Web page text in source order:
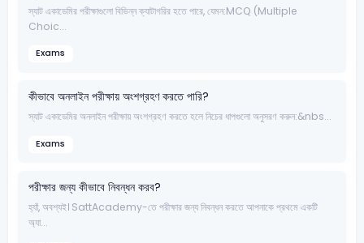
স্যাট একাডেমির পরীক্ষাগুলো বিভিন্ন ক্যাটাগরির হতে পারে, যেমন:MCQ (Multiple
Choic...
Exams
কীভাবে অনলাইন পরীক্ষায় অংশগ্রহণ করতে পারি?
স্যাট একাডেমির অনলাইন পরীক্ষায় অংশগ্রহণ করতে হলে নিচের ধাপগুলো অনুসরণ করুন:&nbs...
Exams
পরীক্ষার জন্য কীভাবে নিবন্ধন করব?
হ্যাঁ, অবশ্যই। SattAcademy-তে পরীক্ষার জন্য নিবন্ধন করতে আপনাকে প্রথমে একটি
অ্যা...